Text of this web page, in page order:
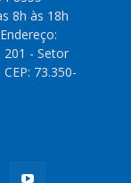
8h às 18h
201 - Setor
73.350-